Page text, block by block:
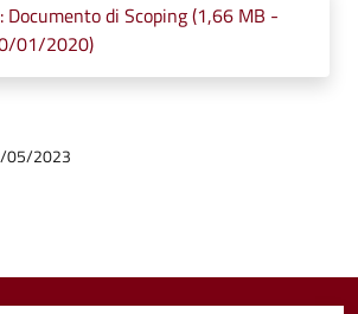
Documento di Scoping (1,66 MB -
01/2020)
05/2023